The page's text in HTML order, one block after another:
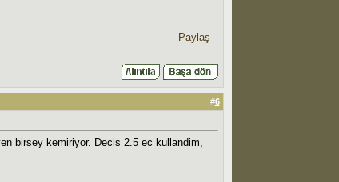
Paylaş
#6
birsey kemiriyor. Decis 2.5 ec kullandim,